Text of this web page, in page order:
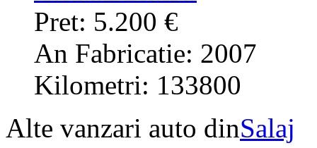
Pret: 5.200 €
An Fabricatie: 2007
Kilometri: 133800
Alte vanzari auto dinSalaj